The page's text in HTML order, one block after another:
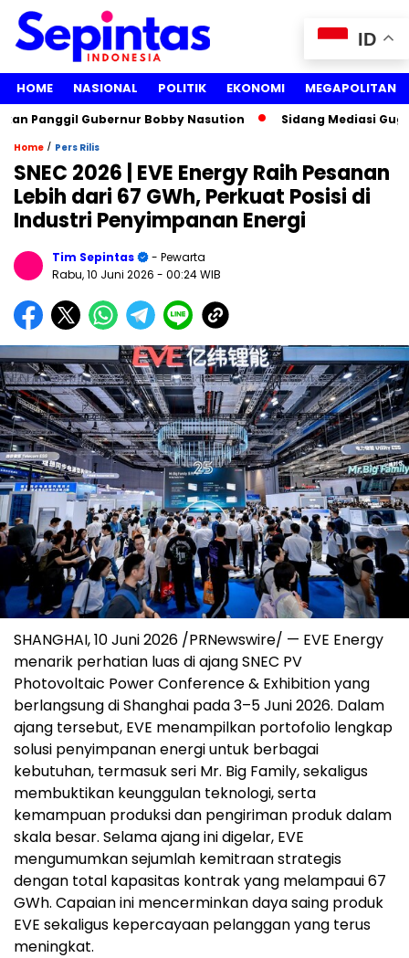
HOME NASIONAL POLITIK EKONOMI MEGAPOLITAN
Gubernur Bobby Nasution Sidang Mediasi
Home / Pers Rilis
SNEC 2026 | EVE Energy Raih Pesanan
Lebih dari 67 GWh, Perkuat Posisi di
Industri Penyimpanan Energi
Tim Sepintas
- Pewarta
Rabu, 10 Juni 2026 - 00:24 WIB
SHANGHAI,10 Juni 2026 /PRNewswire/ — EVE Energy
menarik perhatian luas di ajang SNEC PV
Photovoltaic Power Conference & Exhibition yang
berlangsung di Shanghai pada 3–5 Juni 2026. Dalam
ajang tersebut, EVE menampilkan portofolio lengkap
solusi penyimpanan energi untuk berbagai
kebutuhan, termasuk seri Mr. Big Family, sekaligus
membuktikan keunggulan teknologi, serta
kemampuan produksi dan pengiriman produk dalam
skala besar. Selama ajang ini digelar, EVE
mengumumkan sejumlah kemitraan strategis
dengan total kapasitas kontrak yang melampaui 67
GWh. Capaian ini mencerminkan daya saing produk
EVE sekaligus kepercayaan pelanggan yang terus
meningkat.
ID